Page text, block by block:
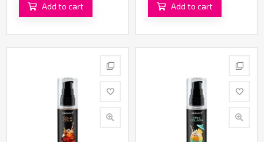
Add to cart Add to cart